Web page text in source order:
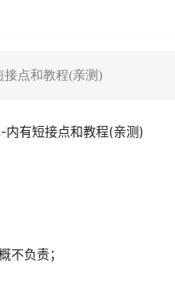
接点和教程(亲测)
有短接点和教程(亲测)
不负责；